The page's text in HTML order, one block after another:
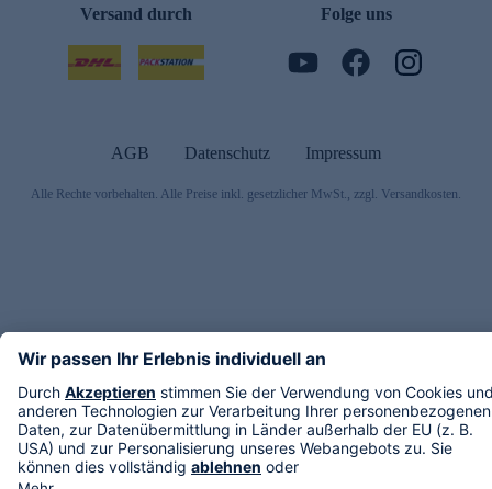
Versand durch Folge uns
AGB Datenschutz Impressum
Alle Rechte vorbehalten. Alle Preise inkl. gesetzlicher MwSt., zzgl. Versandkosten.